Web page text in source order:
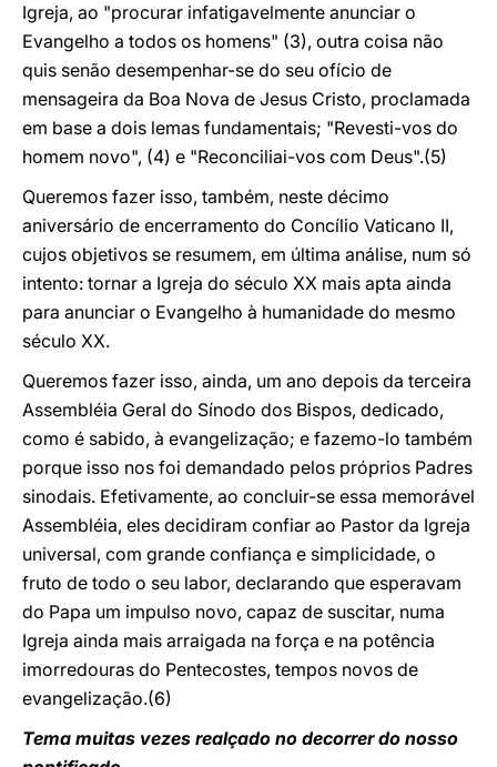
Igreja, ao "procurar infatigavelmente anunciar o
Evangelho a todos os homens" (3), outra coisa não
quis senão desempenhar-se do seu ofício de
mensageira da Boa Nova de Jesus Cristo, proclamada
em base a dois lemas fundamentais; "Revesti-vos do
homem novo", (4) e "Reconciliai-vos com Deus".(5)
Queremos fazer isso, também, neste décimo
aniversário de encerramento do Concílio Vaticano II,
cujos objetivos se resumem, em última análise, num só
intento: tornar a Igreja do século XX mais apta ainda
para anunciar o Evangelho à humanidade do mesmo
século XX.
Queremos fazer isso, ainda, um ano depois da terceira
Assembléia Geral do Sínodo dos Bispos, dedicado,
como é sabido, à evangelização; e fazemo-lo também
porque isso nos foi demandado pelos próprios Padres
sinodais. Efetivamente, ao concluir-se essa memorável
Assembléia, eles decidiram confiar ao Pastor da Igreja
universal, com grande confiança e simplicidade, o
fruto de todo o seu labor, declarando que esperavam
do Papa um impulso novo, capaz de suscitar, numa
Igreja ainda mais arraigada na força e na potência
imorredouras do Pentecostes, tempos novos de
evangelização.(6)
Tema muitas vezes realçado no decorrer do nosso